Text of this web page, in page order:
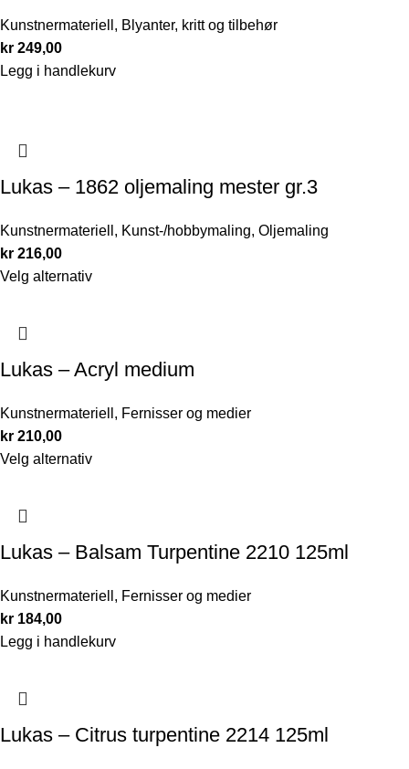
Kunstnermateriell , Blyanter, kritt og tilbehør
kr 249,00
Legg i handlekurv
Lukas – 1862 oljemaling mester gr.3
Kunstnermateriell , Kunst-/hobbymaling, Oljemaling
kr 216,00
Velg alternativ
Lukas – Acryl medium
Kunstnermateriell , Fernisser og medier
kr 210,00
Velg alternativ
Lukas – Balsam Turpentine 2210 125ml
Kunstnermateriell , Fernisser og medier
kr 184,00
Legg i handlekurv
Lukas – Citrus turpentine 2214 125ml